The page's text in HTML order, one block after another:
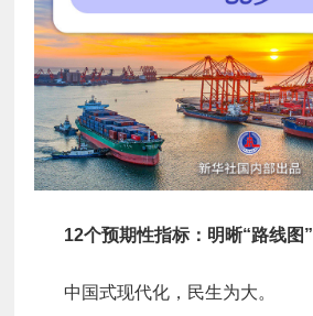
12个预期性指标：明晰“路线图”
中国式现代化，民生为大。